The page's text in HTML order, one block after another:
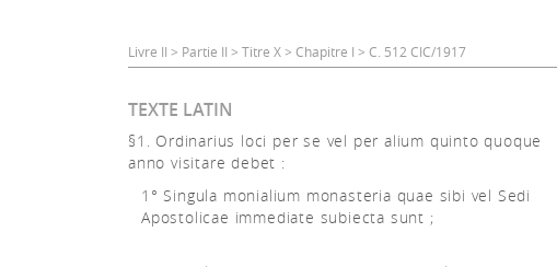
ConnexionLivre II > Partie II > Titre X > Chapitre I > C. 512 CIC/1917
TEXTE LATIN
§1. Ordinarius loci per se vel per alium quinto quoque
anno visitare debet :
1° Singula monialium monasteria quae sibi vel Sedi
Apostolicae immediate subiecta sunt ;